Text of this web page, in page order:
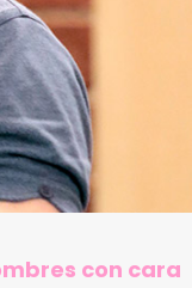
con cara